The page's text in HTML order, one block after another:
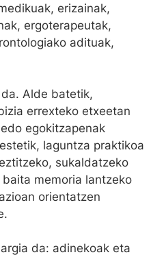
erizainak,
ergoterapeutak,
adituak,
Alde batetik,
errexteko etxeetan
egokitzapenak
laguntza praktikoa
sukaldatzeko
memoria lantzeko
orientatzen
da: adinekoak eta